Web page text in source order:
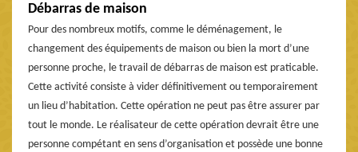
Débarras de maison
Pour des nombreux motifs, comme le déménagement, le
changement des équipements de maison ou bien la mort d’une
personne proche, le travail de débarras de maison est praticable.
Cette activité consiste à vider définitivement ou temporairement
un lieu d’habitation. Cette opération ne peut pas être assurer par
tout le monde. Le réalisateur de cette opération devrait être une
personne compétant en sens d’organisation et possède une bonne